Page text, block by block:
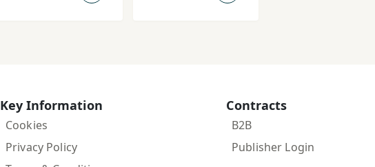
Key Information
Cookies
Privacy Policy
Contracts
B2B
Publisher Login